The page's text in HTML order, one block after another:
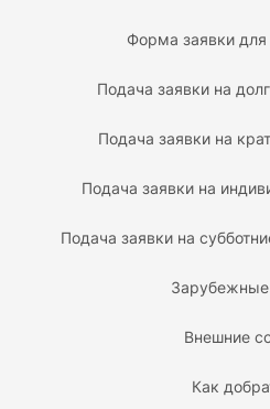
Форма заявки для
Подача заявки на
Подача заявки на
Подача заявки на
Подача заявки на
Внешние
Как